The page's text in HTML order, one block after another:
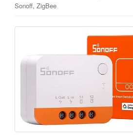
Sonoff, ZigBee